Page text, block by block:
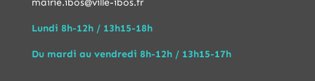
Lundi 8h-12h / 13h15-18h
Du mardi au vendredi 8h-12h / 13h15-17h